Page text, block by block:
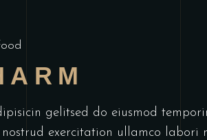
gelitsed do eiusmod
exercitation ullamco labori